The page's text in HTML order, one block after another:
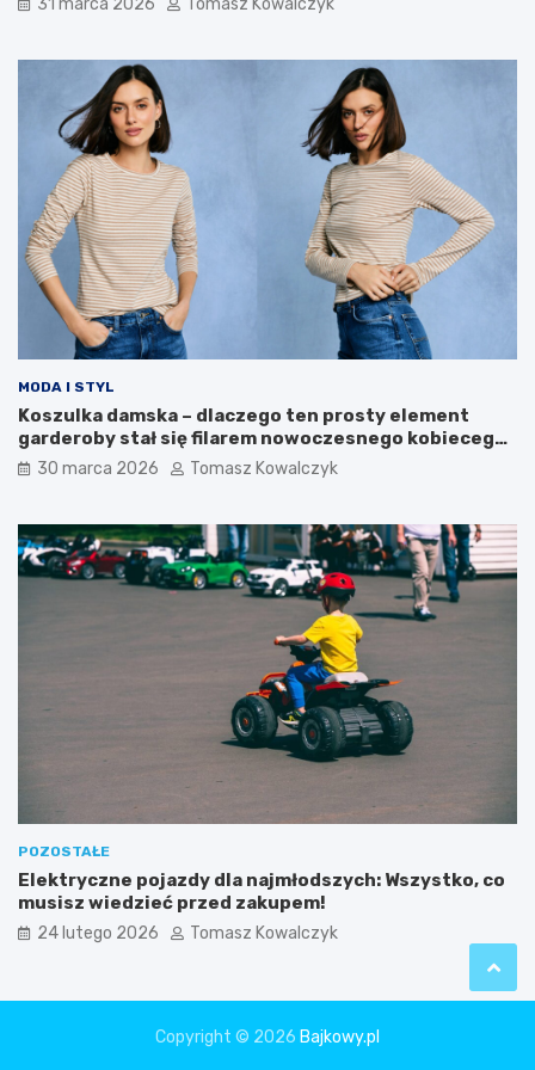
w
e
z
w
31 marca 2026 Tomasz Kowalczyk
MODA I STYL
Koszulka damska – dlaczego ten prosty element
garderoby stał się filarem nowoczesnego kobiecego
stylu?
30 marca 2026 Tomasz Kowalczyk
POZOSTAŁE
Elektryczne pojazdy dla najmłodszych: Wszystko, co
musisz wiedzieć przed zakupem!
24 lutego 2026 Tomasz Kowalczyk
Copyright © 2026 Bajkowy.pl